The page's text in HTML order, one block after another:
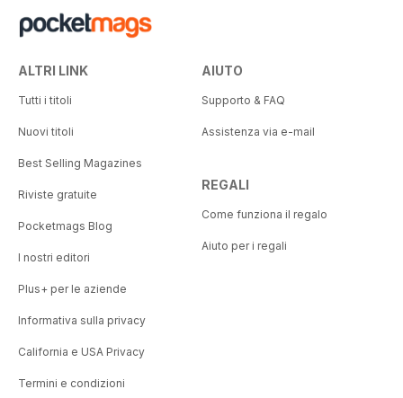
ALTRI LINK
Tutti i titoli
Nuovi titoli
Best Selling Magazines
Riviste gratuite
Pocketmags Blog
I nostri editori
Plus+ per le aziende
Informativa sulla privacy
California e USA Privacy
Termini e condizioni
AIUTO
Supporto & FAQ
Assistenza via e-mail
REGALI
Come funziona il regalo
Aiuto per i regali